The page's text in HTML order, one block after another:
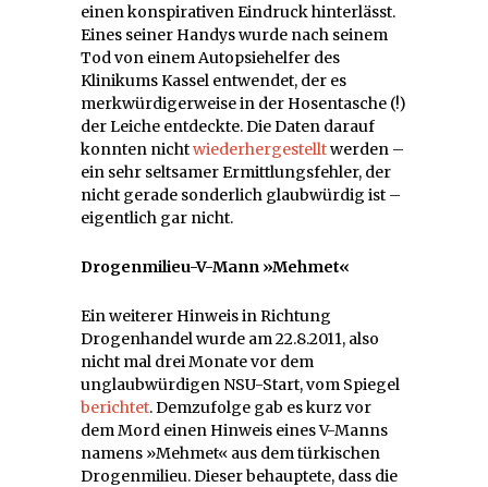
einen konspirativen Eindruck hinterlässt.
Eines seiner Handys wurde nach seinem
Tod von einem Autopsiehelfer des
Klinikums Kassel entwendet, der es
merkwürdigerweise in der Hosentasche (!)
der Leiche entdeckte. Die Daten darauf
konnten nichtwiederhergestelltwerden –
ein sehr seltsamer Ermittlungsfehler, der
nicht gerade sonderlich glaubwürdig ist –
eigentlich gar nicht.
Drogenmilieu-V-Mann »Mehmet«
Ein weiterer Hinweis in Richtung
Drogenhandel wurde am 22.8.2011, also
nicht mal drei Monate vor dem
unglaubwürdigen NSU-Start, vom Spiegel
berichtet. Demzufolge gab es kurz vor
dem Mord einen Hinweis eines V-Manns
namens »Mehmet« aus dem türkischen
Drogenmilieu. Dieser behauptete, dass die